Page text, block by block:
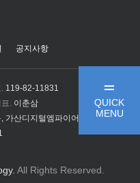
QUICK
MENU
공지사항
119-82-11831
. 이춘삼
산디지털엠파이어)
All Rights Reserved.